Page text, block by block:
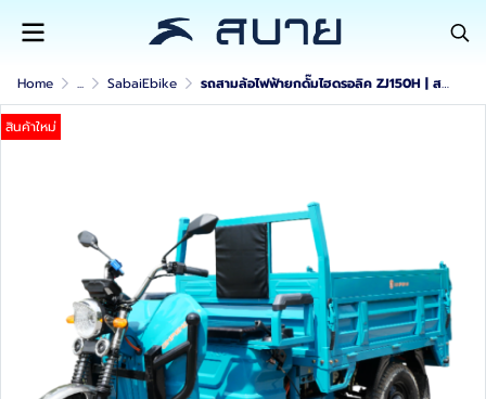
Home ... SabaiEbike รถสามล้อไฟฟ้ายกดั๊มไฮดรอลิค ZJ150H | สบายรถไฟฟ้า
สินค้าใหม่